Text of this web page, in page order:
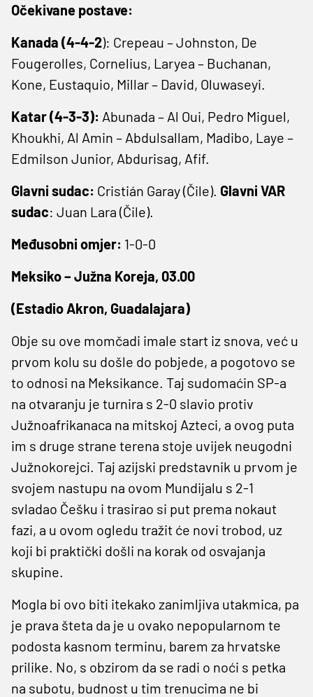
Očekivane postave:
Kanada (4-4-2): Crepeau – Johnston, De
Fougerolles, Cornelius, Laryea – Buchanan,
Kone, Eustaquio, Millar – David, Oluwaseyi.
Katar (4-3-3): Abunada – Al Oui, Pedro Miguel,
Khoukhi, Al Amin – Abdulsallam, Madibo, Laye –
Edmilson Junior, Abdurisag, Afif.
Glavni sudac: Cristián Garay (Čile). Glavni VAR
sudac: Juan Lara (Čile).
Međusobni omjer: 1-0-0
Meksiko – Južna Koreja, 03.00
(Estadio Akron, Guadalajara)
Obje su ove momčadi imale start iz snova, već u
prvom kolu su došle do pobjede, a pogotovo se
to odnosi na Meksikance. Taj sudomaćin SP-a
na otvaranju je turnira s 2-0 slavio protiv
Južnoafrikanaca na mitskoj Azteci, a ovog puta
im s druge strane terena stoje uvijek neugodni
Južnokorejci. Taj azijski predstavnik u prvom je
svojem nastupu na ovom Mundijalu s 2-1
svladao Češku i trasirao si put prema nokaut
fazi, a u ovom ogledu tražit će novi trobod, uz
koji bi praktički došli na korak od osvajanja
skupine.
Mogla bi ovo biti itekako zanimljiva utakmica, pa
je prava šteta da je u ovako nepopularnom te
podosta kasnom terminu, barem za hrvatske
prilike. No, s obzirom da se radi o noći s petka
na subotu, budnost u tim trenucima ne bi